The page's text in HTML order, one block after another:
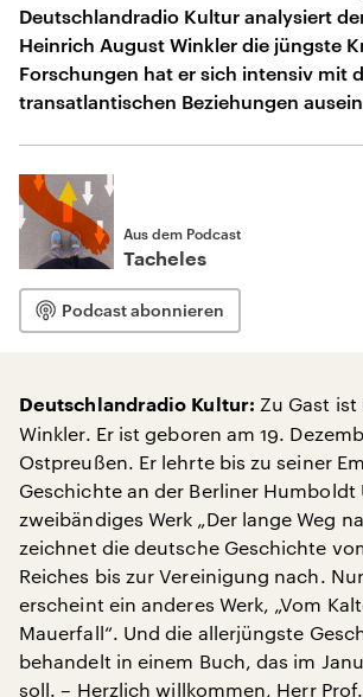
Deutschlandradio Kultur analysiert
Heinrich August Winkler die jüngste
Forschungen hat er sich intensiv mit
transatlantischen Beziehungen
Aus dem Podcast
Tacheles
Podcast abonnieren
Deutschlandradio Kultur: Zu Gast
Winkler. Er ist geboren am 19.
Ostpreußen. Er lehrte bis zu seiner
Geschichte an der Berliner Humboldt
zweibändiges Werk „Der lange Weg
zeichnet die deutsche Geschichte
Reiches bis zur Vereinigung nach.
erscheint ein anderes Werk, „Vom
Mauerfall“. Und die allerjüngste
behandelt in einem Buch, das im
soll. – Herzlich willkommen, Herr